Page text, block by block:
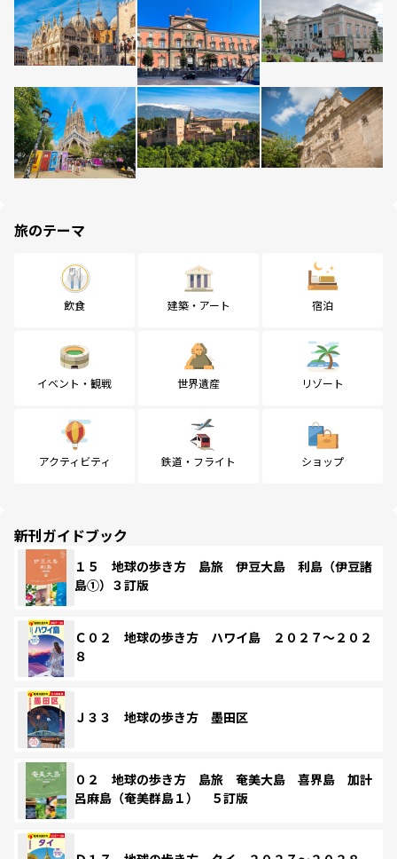
旅のテーマ
飲食 建築・アート 宿泊
イベント・観戦 世界遺産 リゾート
アクティビティ 鉄道・フライト ショップ
新刊ガイドブック
１５ 地球の歩き方 島旅 伊豆大島 利島（伊豆諸
島①）３訂版
Ｃ０２ 地球の歩き方 ハワイ島 ２０２７～２０２
８
Ｊ３３ 地球の歩き方 墨田区
０２ 地球の歩き方 島旅 奄美大島 喜界島 加計
呂麻島（奄美群島１） ５訂版